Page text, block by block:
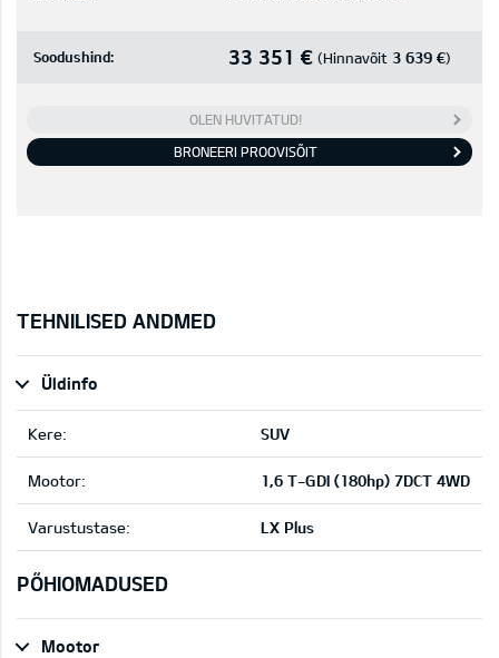
Soodushind: 33 351 € (Hinnavõit 3 639 €)
OLEN HUVITATUD!
BRONEERI PROOVISÕIT
TEHNILISED ANDMED
Üldinfo
Kere: SUV
Mootor: 1,6 T-GDI (180hp) 7DCT 4WD
Varustustase: LX Plus
PÕHIOMADUSED
Mootor